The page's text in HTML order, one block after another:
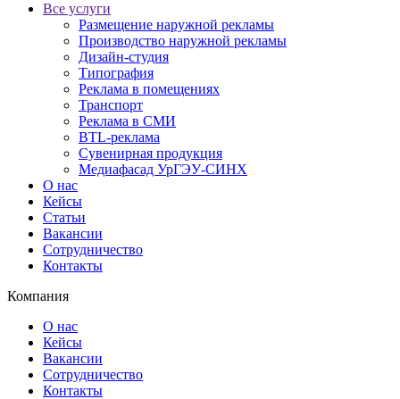
Все услуги
Размещение наружной рекламы
Производство наружной рекламы
Дизайн-студия
Типография
Реклама в помещениях
Транспорт
Реклама в СМИ
BTL-реклама
Сувенирная продукция
Медиафасад УрГЭУ-СИНХ
О нас
Кейсы
Статьи
Вакансии
Сотрудничество
Контакты
Компания
О нас
Кейсы
Вакансии
Сотрудничество
Контакты